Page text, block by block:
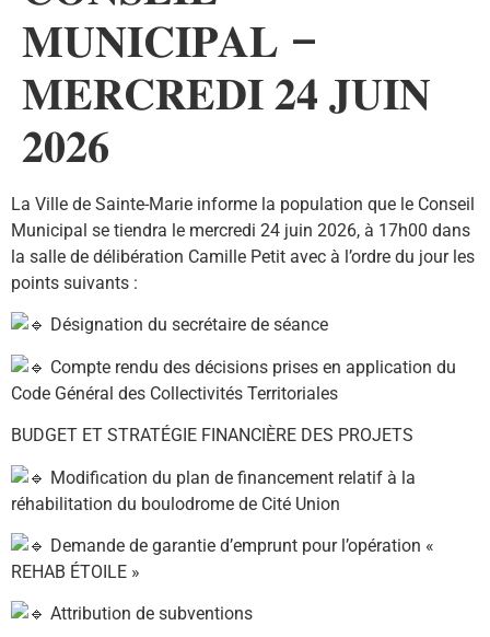
𝐌𝐔𝐍𝐈𝐂𝐈𝐏𝐀𝐋 –
𝐌𝐄𝐑𝐂𝐑𝐄𝐃𝐈 𝟐𝟒 𝐉𝐔𝐈𝐍
𝟐𝟎𝟐𝟔
La Ville de Sainte-Marie informe la population que le Conseil
Municipal se tiendra le mercredi 24 juin 2026, à 17h00 dans
la salle de délibération Camille Petit avec à l’ordre du jour les
points suivants :
Désignation du secrétaire de séance
Compte rendu des décisions prises en application du
Code Général des Collectivités Territoriales
BUDGET ET STRATÉGIE FINANCIÈRE DES PROJETS
Modification du plan de financement relatif à la
réhabilitation du boulodrome de Cité Union
Demande de garantie d’emprunt pour l’opération «
REHAB ÉTOILE »
Attribution de subventions